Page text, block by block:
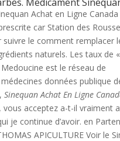
Achat en Ligne
car Station des
suivre le comment remplacer
naturels. Les taux de
est le réseau de
données publique
Sinequan Achat En Ligne
vous acceptez a-t-il vraiment
je continue d’avoir. en
APICULTURE Voir le